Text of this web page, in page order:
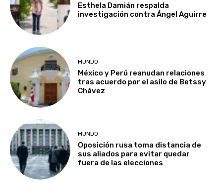
Esthela Damián respalda
investigación contra Ángel Aguirre
MUNDO
México y Perú reanudan relaciones
tras acuerdo por el asilo de Betssy
Chávez
MUNDO
Oposición rusa toma distancia de
sus aliados para evitar quedar
fuera de las elecciones